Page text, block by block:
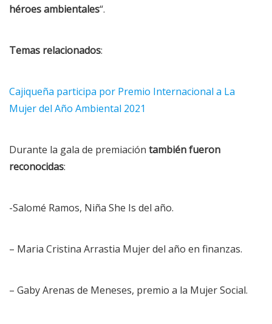
héroes ambientales“.
Temas relacionados:
Cajiqueña participa por Premio Internacional a La
Mujer del Año Ambiental 2021
Durante la gala de premiación también fueron
reconocidas:
-Salomé Ramos, Niña She Is del año.
– Maria Cristina Arrastia Mujer del año en finanzas.
– Gaby Arenas de Meneses, premio a la Mujer Social.